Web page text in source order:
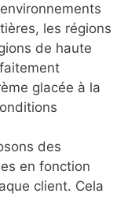
les régions
de haute
glacée à la
des
en fonction
client. Cela